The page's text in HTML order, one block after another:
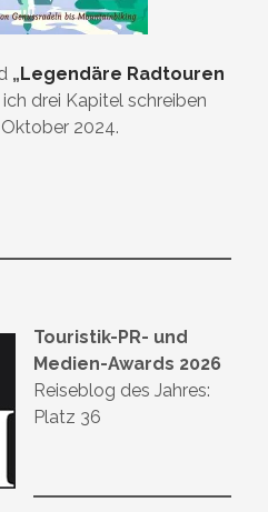
„Legendäre Radtouren
ich drei Kapitel schreiben
2024.
Touristik-PR- und
Medien-Awards 2026
Reiseblog des Jahres:
Platz 36